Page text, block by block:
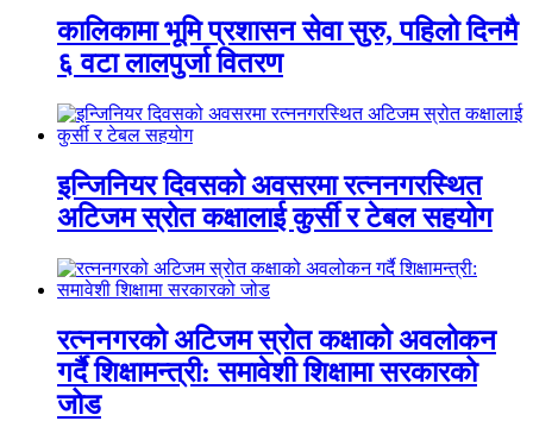
कालिकामा भूमि प्रशासन सेवा सुरु, पहिलो दिनमै
६ वटा लालपुर्जा वितरण
इन्जिनियर दिवसको अवसरमा रत्ननगरस्थित
अटिजम स्रोत कक्षालाई कुर्सी र टेबल सहयोग
रत्ननगरको अटिजम स्रोत कक्षाको अवलोकन
गर्दै शिक्षामन्त्री: समावेशी शिक्षामा सरकारको
जोड